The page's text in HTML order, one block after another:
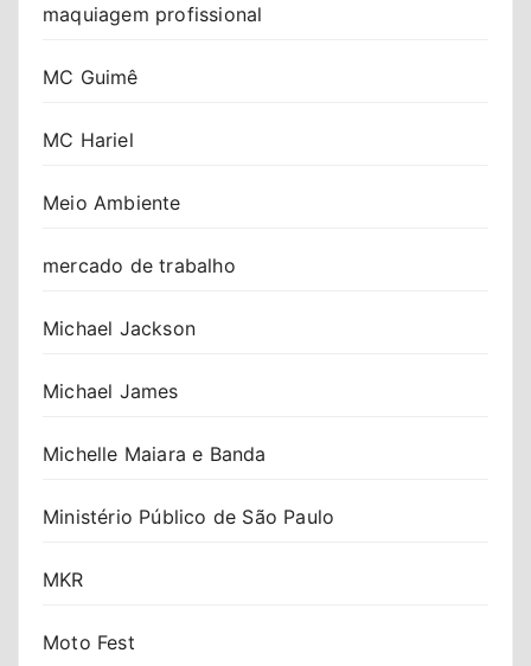
maquiagem profissional
MC Guimê
MC Hariel
Meio Ambiente
mercado de trabalho
Michael Jackson
Michael James
Michelle Maiara e Banda
Ministério Público de São Paulo
MKR
Moto Fest